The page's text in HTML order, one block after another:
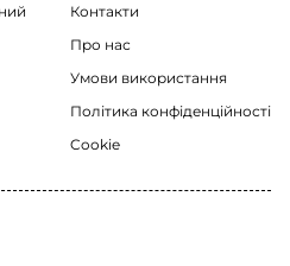
Контакти
Про нас
Умови використання
Політика конфіденційності
Cookie